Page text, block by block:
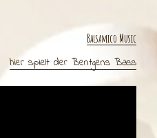
Balsamico Music
hier spielt der Bentgens Bass